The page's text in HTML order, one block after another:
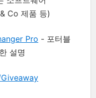
Co 제품 등)
Pro - 포터블
설명